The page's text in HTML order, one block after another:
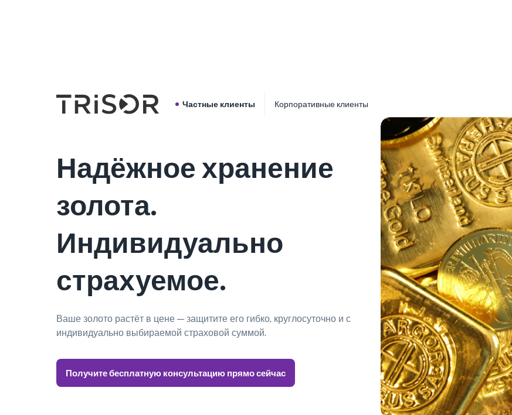
Частные клиенты Корпоративные клиенты
Надёжное хранение
золота.
Индивидуально
страхуемое.
Ваше золото растёт в цене — защитите его гибко, круглосуточно и с
индивидуально выбираемой страховой суммой.
Получите бесплатную консультацию прямо сейчас